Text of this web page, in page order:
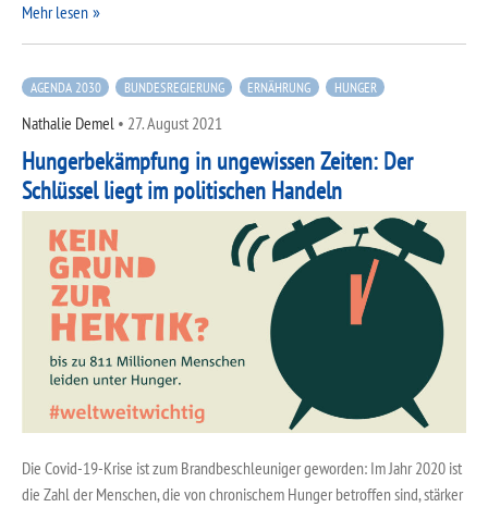
Mehr lesen
AGENDA 2030 BUNDESREGIERUNG ERNÄHRUNG HUNGER
Nathalie Demel • 27. August 2021
Hungerbekämpfung in ungewissen Zeiten: Der
Schlüssel liegt im politischen Handeln
Die Covid-19-Krise ist zum Brandbeschleuniger geworden: Im Jahr 2020 ist
die Zahl der Menschen, die von chronischem Hunger betroffen sind, stärker